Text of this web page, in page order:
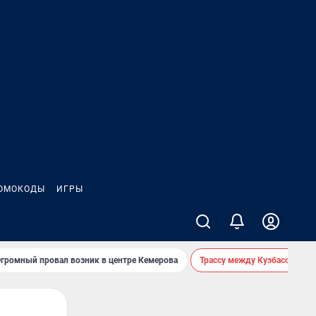
ИГРЫ
провал возник в центре Кемерова Трассу между Кузбассом и